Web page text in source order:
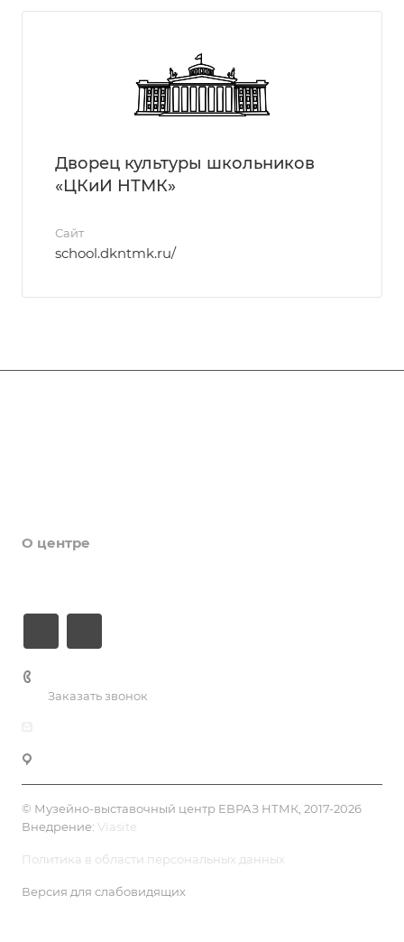
Дворец культуры школьников
«ЦКиИ НТМК»
Сайт
school.dkntmk.ru/
О центре
Заказать звонок
© Музейно-выставочный центр ЕВРАЗ НТМК, 2017-2026
Внедрение: Viasite
Политика в области персональных данных
Версия для слабовидящих